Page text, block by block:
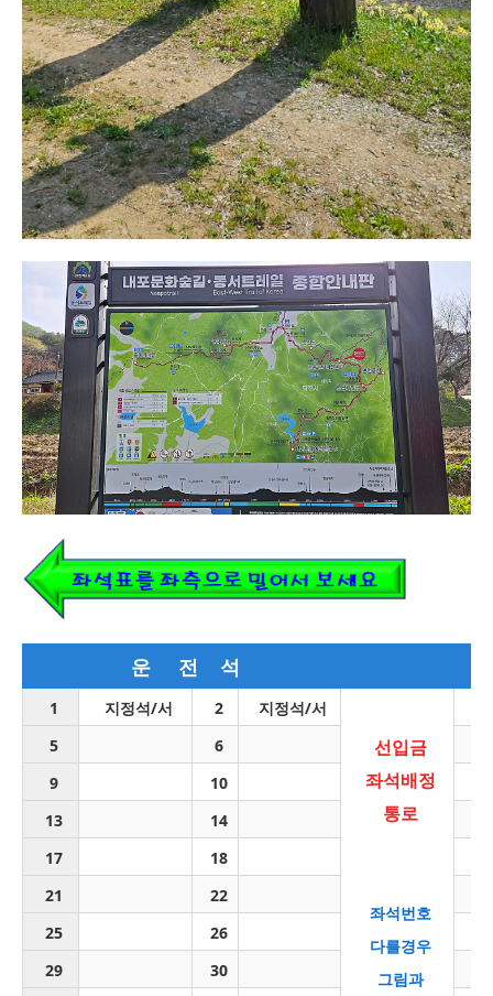
운 전 석
1 지정석/서 2 지정석/서
선입금
좌석배정
통로
좌석번호
다를경우
그림과
5
6
9
10
13
14
17
18
21
22
25
26
29
30